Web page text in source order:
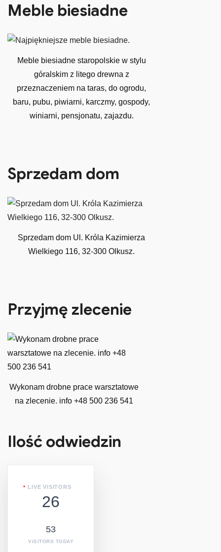
Meble biesiadne
Meble biesiadne staropolskie w stylu
góralskim z litego drewna z
przeznaczeniem na taras, do ogrodu,
baru, pubu, piwiarni, karczmy, gospody,
winiarni, pensjonatu, zajazdu.
Sprzedam dom
Sprzedam dom Ul. Króla Kazimierza
Wielkiego 116, 32-300 Olkusz.
Przyjmę zlecenie
Wykonam drobne prace warsztatowe
na zlecenie. info +48 500 236 541
Ilość odwiedzin
LIVE VISITORS
26
53
VISITORS TODAY